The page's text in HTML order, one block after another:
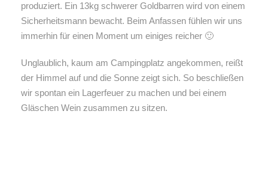
produziert. Ein 13kg schwerer Goldbarren wird von einem
Sicherheitsmann bewacht. Beim Anfassen fühlen wir uns
immerhin für einen Moment um einiges reicher 🙂
Unglaublich, kaum am Campingplatz angekommen, reißt
der Himmel auf und die Sonne zeigt sich. So beschließen
wir spontan ein Lagerfeuer zu machen und bei einem
Gläschen Wein zusammen zu sitzen.